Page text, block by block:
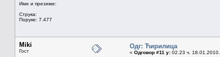
Име и презиме:
Струка:
Поруке: 7.477
Miki
Гост
Одг: Ћирилица
« Одговор #11 у: 02.23 ч.